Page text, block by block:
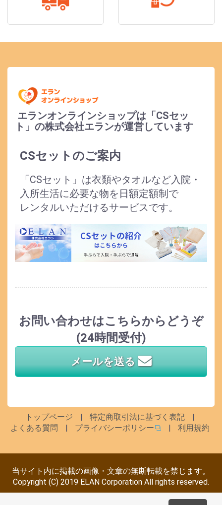
エランオンラインショップは「CSセッ
ト」の株式会社エランが運営しています
CSセットのご案内
「CSセット」は衣類やタオルなど入院・
入所生活に必要な物を日額定額制で
レンタルいただけるサービスです。
お問い合わせはこちらからどうぞ
(24時間受付)
メールを送る
トップページ
特定商取引法に基づく表記
よくある質問
プライバシーポリシー 利用規約
当サイト内に掲載の画像・文章の無断転載を禁じます。
Copyright (C) 2019 ELAN Corporation All rights reserved.